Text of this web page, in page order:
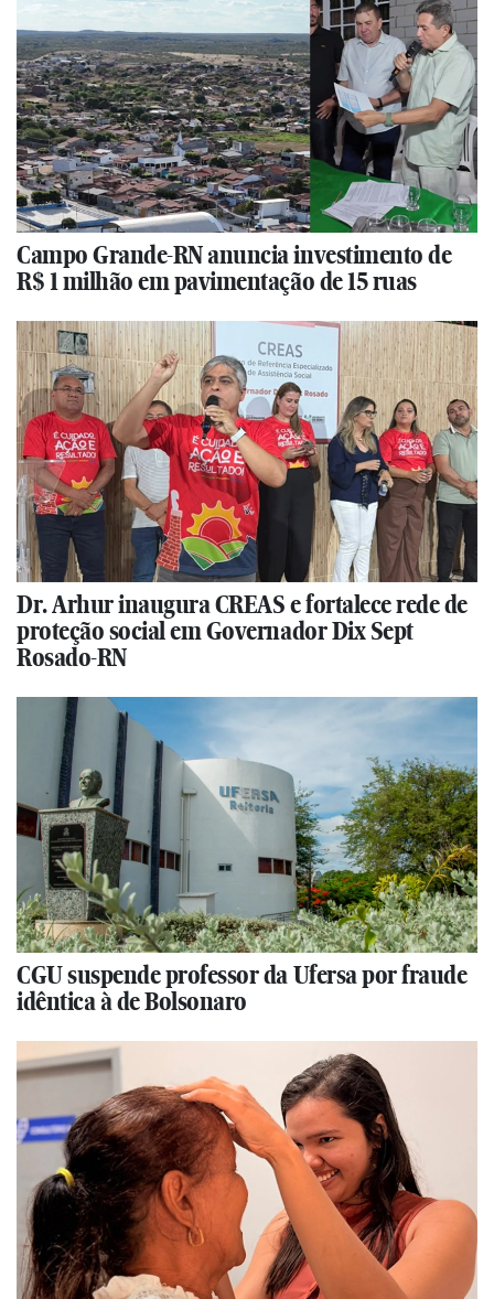
Campo Grande-RN anuncia investimento de
R$ 1 milhão em pavimentação de 15 ruas
Dr. Arhur inaugura CREAS e fortalece rede de
proteção social em Governador Dix Sept
Rosado-RN
CGU suspende professor da Ufersa por fraude
idêntica à de Bolsonaro